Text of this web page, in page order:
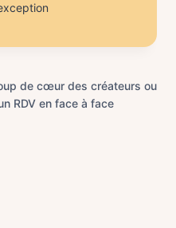
de cœur des créateurs ou
RDV en face à face